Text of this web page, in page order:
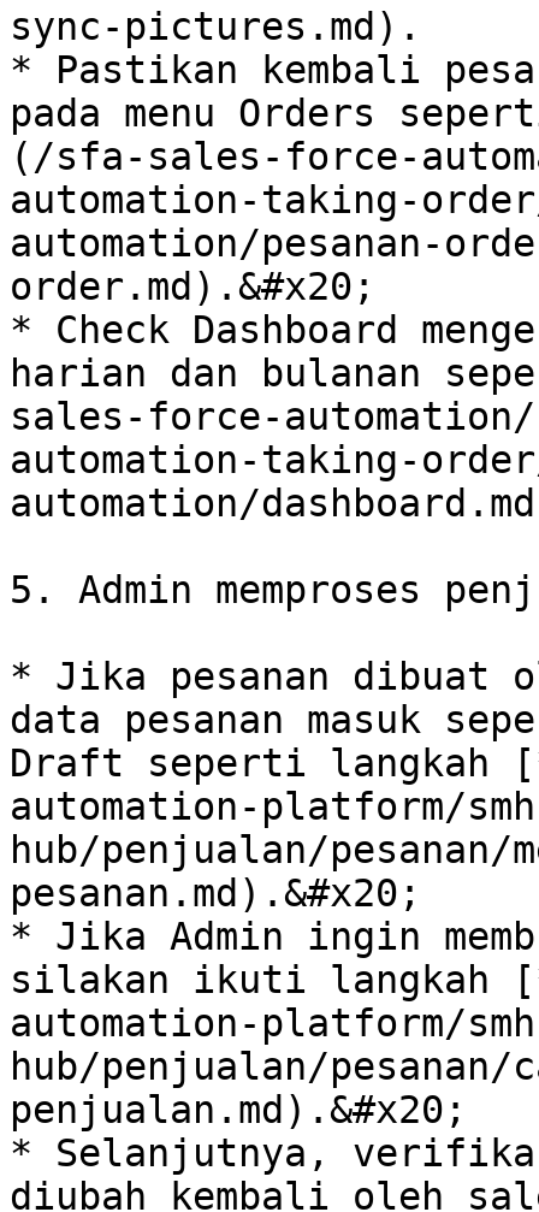
sync-pictures.md).
* Pastikan kembali
pada menu Orders
(/sfa-sales-force-
automation-taking-
automation/pesanan-
order.md).&#x20;
* Check Dashboard
harian dan bulanan
sales-force-
automation-taking-
automation/
5. Admin memproses
* Jika pesanan dibuat
data pesanan masuk
Draft seperti
automation-platform/
hub/penjualan/
pesanan.md).&#x20;
* Jika Admin ingin
silakan ikuti langkah
automation-platform/
hub/penjualan/pesanan/
penjualan.md).&#x20;
* Selanjutnya,
diubah kembali oleh